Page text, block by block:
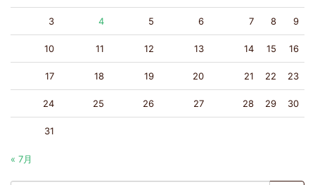
3 4 5 6 7 8 9
10 11 12 13 14 15 16
17 18 19 20 21 22 23
24 25 26 27 28 29 30
31
« 7月